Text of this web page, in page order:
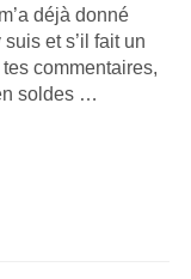
déjà donné
et s’il fait un
commentaires,
soldes …